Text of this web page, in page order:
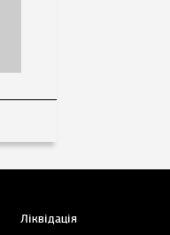
Ліквідація